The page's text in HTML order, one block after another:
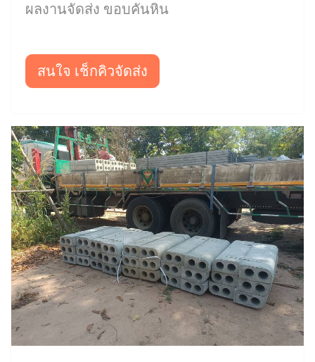
ผลงานจัดส่ง ขอบคันหิน
สนใจ เช็กคิวจัดส่ง